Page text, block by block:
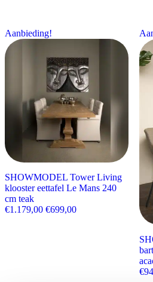
Aanbieding!
SHOWMODEL Tower Living
klooster eettafel Le Mans 240
cm teak
€1.179,00 Oorspronkelijke prijs was:
€699,00Huidige prijs is:
€